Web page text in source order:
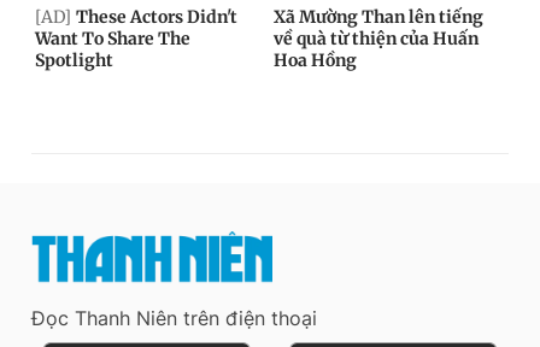
Đọc Thanh Niên trên điện thoại